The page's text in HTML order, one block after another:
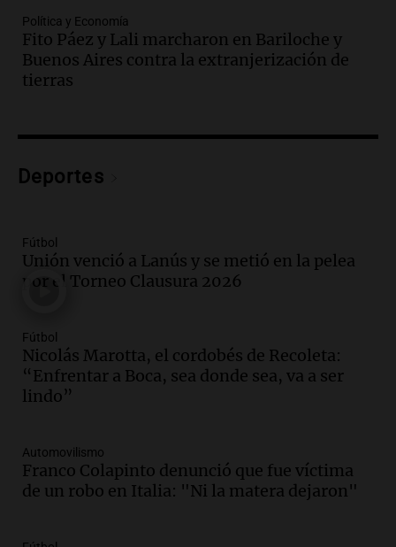
avanza con testimonios clave sobre el
accidente en Villa Dolores
Panorama Federal
tributo todos los jueves
Episodios
sea, va a ser lindo”
La Cadena del Gol
Episodios
en ludopatía: “Tener el casino en la
mano es muy peligroso”
La Argentina, hoy
Episodios
sobre los parques educativos
Amamos Argentina
Episodios
traerá más lluvias y eventos extremos
Política y Economía
Fito Páez y Lali marcharon en Bariloche y
Buenos Aires contra la extranjerización de
tierras
Deportes
Fútbol
Unión venció a Lanús y se metió en la pelea
por el Torneo Clausura 2026
Fútbol
Nicolás Marotta, el cordobés de Recoleta:
“Enfrentar a Boca, sea donde sea, va a ser
lindo”
Automovilismo
Franco Colapinto denunció que fue víctima
de un robo en Italia: "Ni la matera dejaron"